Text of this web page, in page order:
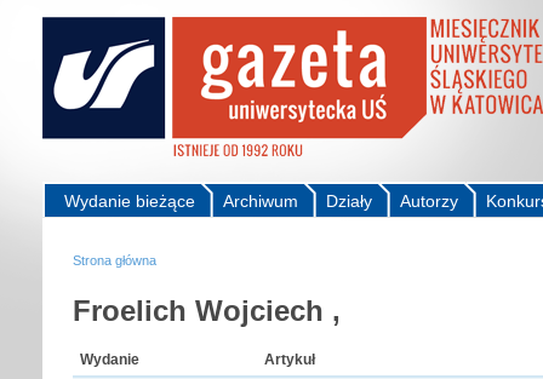
Autorzy
Działy
Archiwum
Wydanie bieżące
Strona główna
Froelich Wojciech ,
Wydanie
Artykuł